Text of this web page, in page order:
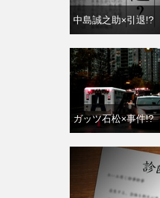
中島誠之助×引退!?
ガッツ石松×事件!?